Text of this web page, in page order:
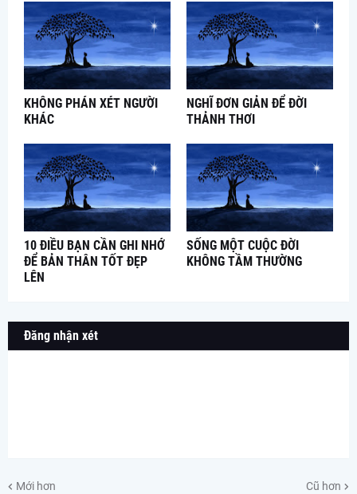
KHÔNG PHÁN XÉT NGƯỜI
KHÁC
NGHĨ ĐƠN GIẢN ĐỂ ĐỜI
THẢNH THƠI
10 ĐIỀU BẠN CẦN GHI NHỚ
ĐỂ BẢN THÂN TỐT ĐẸP
LÊN
SỐNG MỘT CUỘC ĐỜI
KHÔNG TẦM THƯỜNG
Đăng nhận xét
Mới hơn Cũ hơn